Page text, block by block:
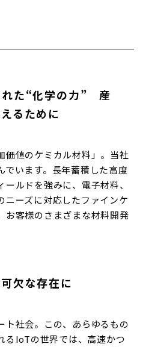
れた“化学の力” 産
るために
価値のケミカル材料」。当社
でいます。長年蓄積した高度
ルドを強みに、電子材料、
ニーズに対応したファインケ
お客様のさまざまな材料開発
欠な存在に
ト社会。この、あらゆるもの
るIoTの世界では、高速かつ